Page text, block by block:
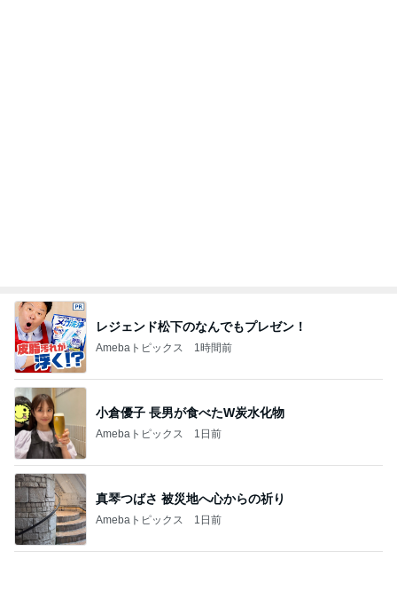
必ず買ってくるずんだ生クリーム大福